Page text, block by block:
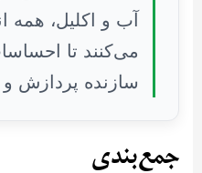
آب و اکلیل، همه
می‌کنند تا
سازنده پردازش
جمع‌بندی